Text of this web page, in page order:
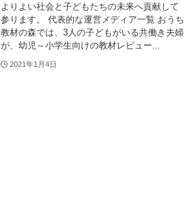
よりよい社会と子どもたちの未来へ貢献して
参ります。 代表的な運営メディア一覧 おうち
教材の森では、3人の子どもがいる共働き夫婦
が、幼児～小学生向けの教材レビュー...
2021年1月4日